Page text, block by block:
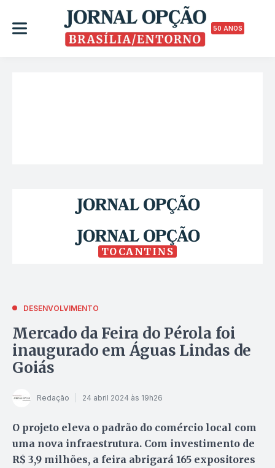
50 ANOS
TOCANTINS
DESENVOLVIMENTO
Mercado da Feira do Pérola foi
inaugurado em Águas Lindas de
Goiás
Redação 24 abril 2024 às 19h26
O projeto eleva o padrão do comércio local com
uma nova infraestrutura. Com investimento de
R$ 3,9 milhões, a feira abrigará 165 expositores